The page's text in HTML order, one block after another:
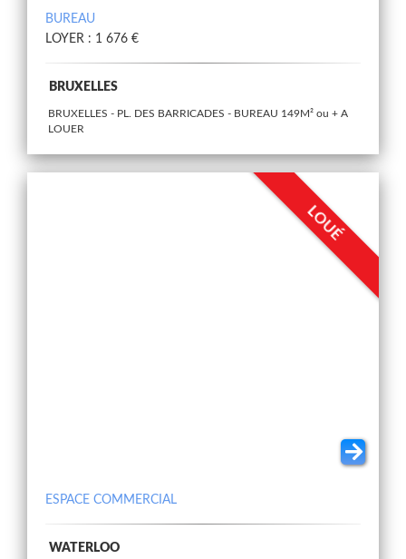
BUREAU
LOYER : 1 676 €
BRUXELLES
BRUXELLES - PL. DES BARRICADES - BUREAU 149M² ou + A
LOUER
LOUÉ
ESPACE COMMERCIAL
WATERLOO